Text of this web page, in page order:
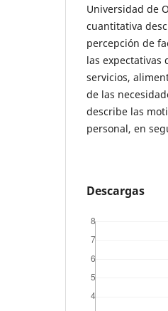
Universidad de
cuantitativa
percepción de
las
servicios,
de las
describe las
personal, en
Descargas